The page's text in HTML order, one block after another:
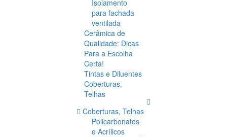
Isolamento
para fachada
ventilada
Cerâmica de
Qualidade: Dicas
Para a Escolha
Certa!
Tintas e Diluentes
Coberturas,
Telhas
Coberturas, Telhas
Policarbonatos
e Acrílicos